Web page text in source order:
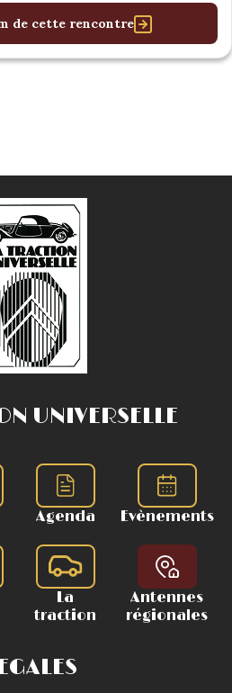
de cette rencontre
UNIVERSELLE
Agenda Evènements
La
traction
Antennes
régionales